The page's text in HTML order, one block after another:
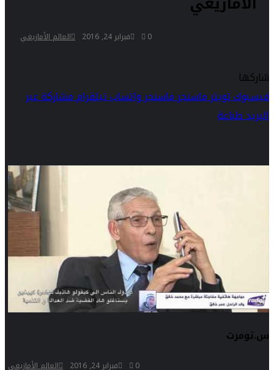
العالم الأمازيغي فبراير 24, 2016 0
شاركها
فيسبوكتويترماسنجرماسنجرواتسابتيلقراممشاركة عبر
البريدطباعة
س.تومرت
العالم الأمازيغي فبراير 24, 2016 0